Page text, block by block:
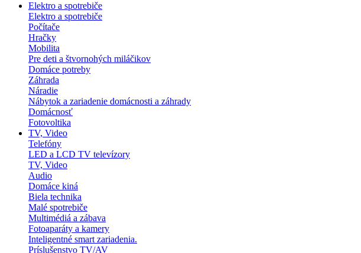
Elektro a spotrebiče
Elektro a spotrebiče
Počítače
Hračky
Mobilita
Pre deti a štvornohých miláčikov
Domáce potreby
Záhrada
Náradie
Nábytok a zariadenie domácnosti a záhrady
Domácnosť
Fotovoltika
TV, Video
Telefóny
LED a LCD TV televízory
TV, Video
Audio
Domáce kiná
Biela technika
Malé spotrebiče
Multimédiá a zábava
Fotoaparáty a kamery
Inteligentné smart zariadenia.
Príslušenstvo TV/AV